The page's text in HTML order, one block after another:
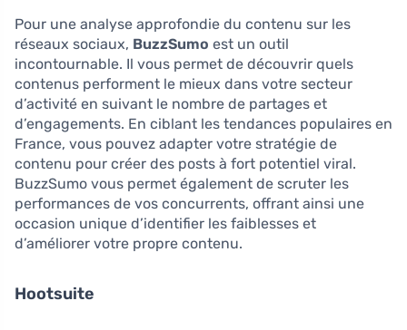
Pour une analyse approfondie du contenu sur les
réseaux sociaux, BuzzSumo est un outil
incontournable. Il vous permet de découvrir quels
contenus performent le mieux dans votre secteur
d’activité en suivant le nombre de partages et
d’engagements. En ciblant les tendances populaires en
France, vous pouvez adapter votre stratégie de
contenu pour créer des posts à fort potentiel viral.
BuzzSumo vous permet également de scruter les
performances de vos concurrents, offrant ainsi une
occasion unique d’identifier les faiblesses et
d’améliorer votre propre contenu.
Hootsuite